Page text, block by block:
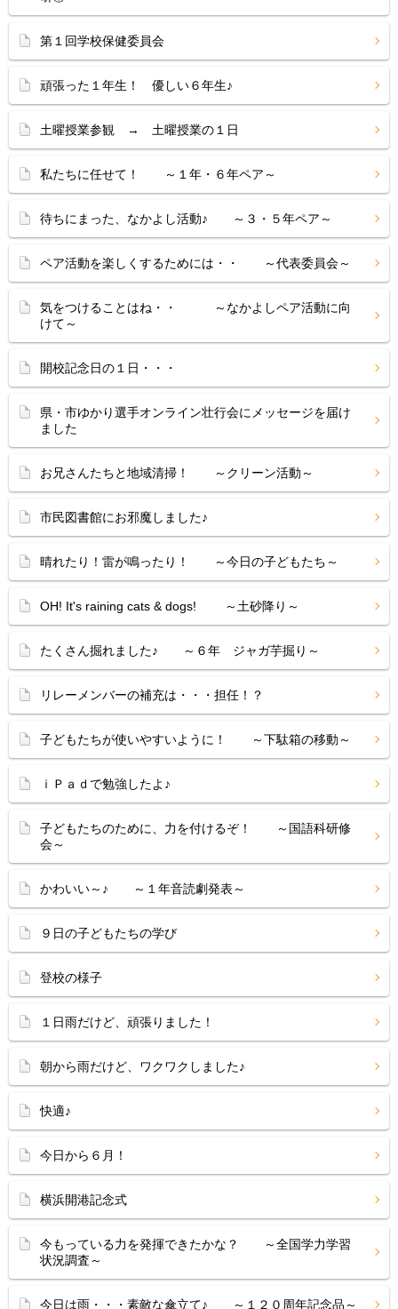
第１回学校保健委員会
頑張った１年生！ 優しい６年生♪
土曜授業参観 → 土曜授業の１日
私たちに任せて！ ～１年・６年ペア～
待ちにまった、なかよし活動♪ ～３・５年ペア～
ペア活動を楽しくするためには・・ ～代表委員会～
気をつけることはね・・ ～なかよしペア活動に向
けて～
開校記念日の１日・・・
県・市ゆかり選手オンライン壮行会にメッセージを届け
ました
お兄さんたちと地域清掃！ ～クリーン活動～
市民図書館にお邪魔しました♪
晴れたり！雷が鳴ったり！ ～今日の子どもたち～
OH! It's raining cats & dogs! ～土砂降り～
たくさん掘れました♪ ～６年 ジャガ芋掘り～
リレーメンバーの補充は・・・担任！？
子どもたちが使いやすいように！ ～下駄箱の移動～
ｉＰａｄで勉強したよ♪
子どもたちのために、力を付けるぞ！ ～国語科研修
会～
かわいい～♪ ～１年音読劇発表～
９日の子どもたちの学び
登校の様子
１日雨だけど、頑張りました！
朝から雨だけど、ワクワクしました♪
快適♪
今日から６月！
横浜開港記念式
今もっている力を発揮できたかな？ ～全国学力学習
状況調査～
今日は雨・・・素敵な傘立て♪ ～１２０周年記念品～